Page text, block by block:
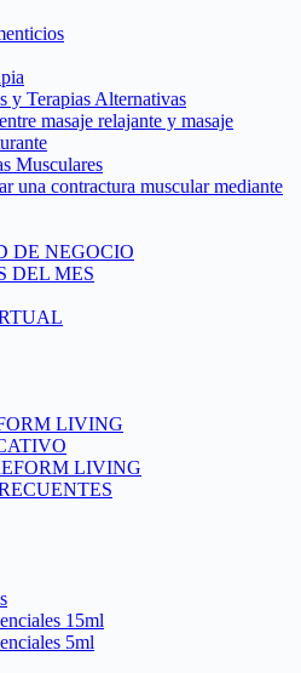
y Terapias Alternativas
masaje relajante y masaje
Musculares
una contractura muscular mediante
DE NEGOCIO
DEL MES
LIVING
LIVING
15ml
5ml